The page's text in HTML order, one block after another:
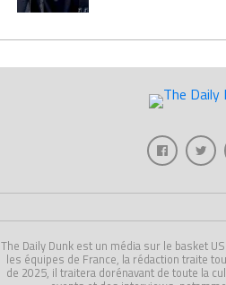
The Daily Dunk est un média sur le basket
les équipes de France, la rédaction traite
de 2025, il traitera dorénavant de toute la